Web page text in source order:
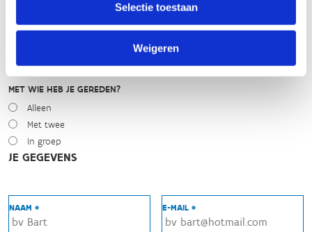
Selectie toestaan
Weigeren
Beginner
MET WIE HEB JE GEREDEN?
Alleen
Met twee
In groep
JE GEGEVENS
NAAM * E-MAIL *